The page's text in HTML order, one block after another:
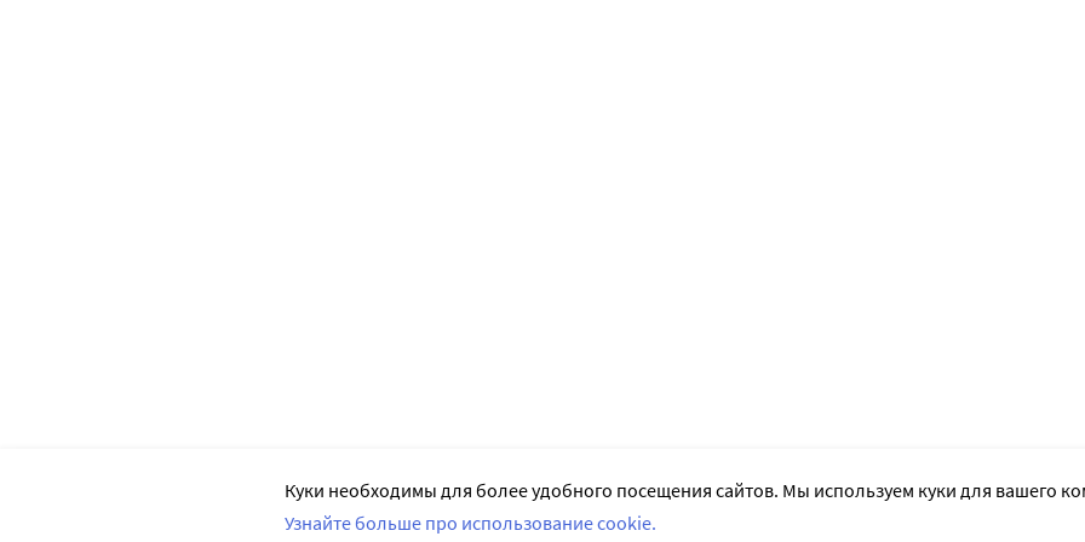
Куки необходимы для более удобного посещения сайтов. Мы используем куки для вашего
Узнайте больше про использование cookie.